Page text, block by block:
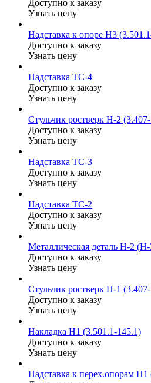
Доступно к заказу
Узнать цену
Надставка к опоре Н3
Доступно к заказу
Узнать цену
Надставка ТС-4
Доступно к заказу
Узнать цену
Стульчик ростверк Н-2
Доступно к заказу
Узнать цену
Надставка ТС-3
Доступно к заказу
Узнать цену
Надставка ТС-2
Доступно к заказу
Узнать цену
Металлическая деталь Н-2
Доступно к заказу
Узнать цену
Стульчик ростверк Н-1
Доступно к заказу
Узнать цену
Накладка Н1 (3.501.1-145.1)
Доступно к заказу
Узнать цену
Надставка к перех.опорам Н1